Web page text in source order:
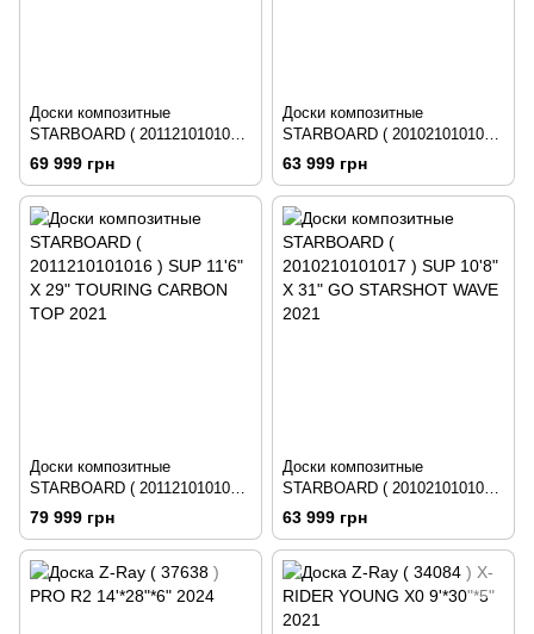
Доски композитные
STARBOARD ( 2011210101014
) SUP 11'6" X 29" TOURING
STARSHOT TIKHINE 2021
69 999 грн
Доски композитные
STARBOARD ( 2010210101016
) SUP 10'8" X 31" GO
STARSHOT SUN 2021
63 999 грн
Доски композитные
STARBOARD ( 2011210101016
) SUP 11'6" X 29" TOURING
CARBON TOP 2021
79 999 грн
Доски композитные
STARBOARD ( 2010210101017
) SUP 10'8" X 31" GO
STARSHOT WAVE 2021
63 999 грн